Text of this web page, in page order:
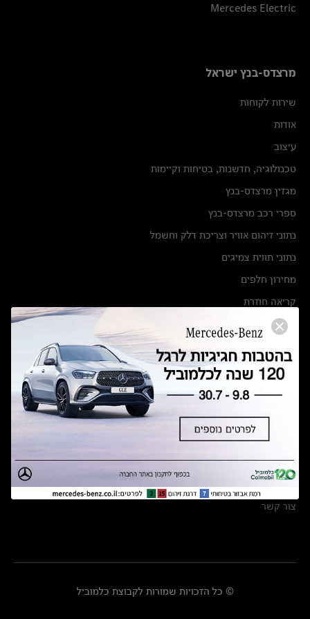
Mercedes Electric
מרצדס-בנץ ישראל
שירות לקוחות
אודות
עיצוב
טכנולוגיה, חדשנות, בטיחות וקיימות
מגזין מרצדס-בנץ
ספרי רכב מרצדס-בנץ
נתוני זיהום אוויר וצריכת דלק וחשמל
נתוני תווית צמיגים
מחירון חלפים
קריאה חוזרת
הודעה על הטבות לרכבי מרצדס בהסדר פשרה בתצ 56447-02-19
תקנון ימי מכירות 120 לכלמוביל
מצאו אותנו
אולמות תצוגה
מרכזי שירות
צור קשר
© כל הזכויות שמורות לקבוצת כלמוביל